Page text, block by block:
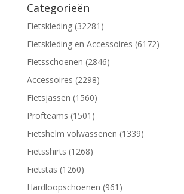
Categorieën
Fietskleding (32281)
Fietskleding en Accessoires (6172)
Fietsschoenen (2846)
Accessoires (2298)
Fietsjassen (1560)
Profteams (1501)
Fietshelm volwassenen (1339)
Fietsshirts (1268)
Fietstas (1260)
Hardloopschoenen (961)